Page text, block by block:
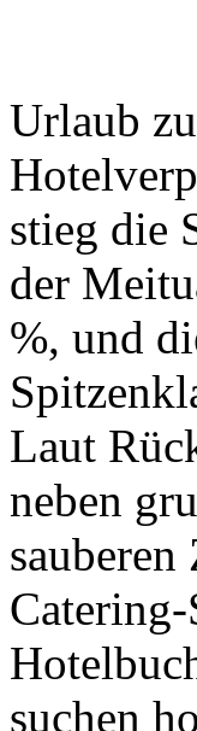
Urlaub
stieg die
der
%, und
Laut
neben
suchen